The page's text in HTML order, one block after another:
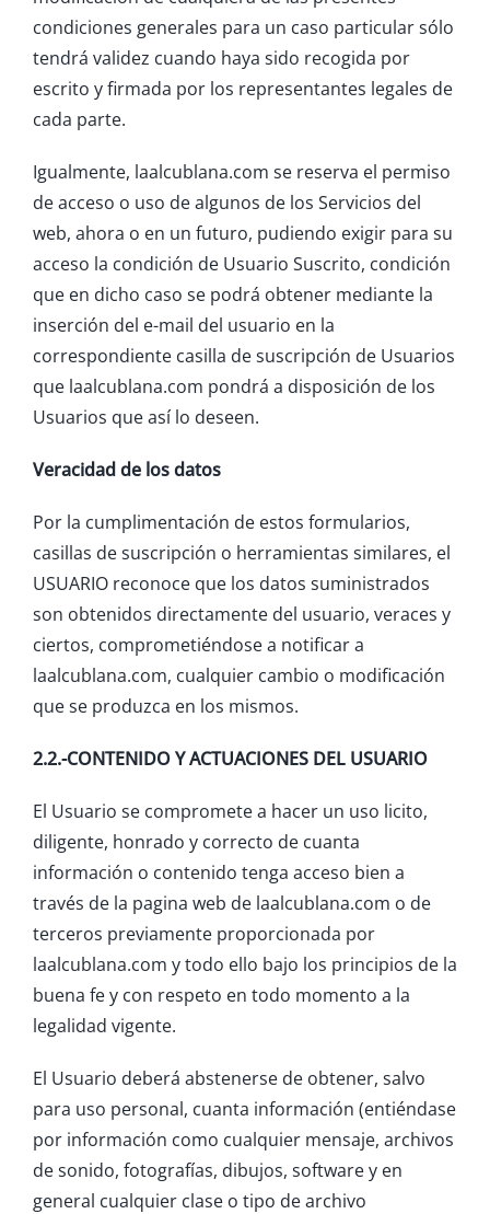
condiciones generales para un caso particular sólo
tendrá validez cuando haya sido recogida por
escrito y firmada por los representantes legales de
cada parte.
Igualmente, laalcublana.com se reserva el permiso
de acceso o uso de algunos de los Servicios del
web, ahora o en un futuro, pudiendo exigir para su
acceso la condición de Usuario Suscrito, condición
que en dicho caso se podrá obtener mediante la
inserción del e-mail del usuario en la
correspondiente casilla de suscripción de Usuarios
que laalcublana.com pondrá a disposición de los
Usuarios que así lo deseen.
Veracidad de los datos
Por la cumplimentación de estos formularios,
casillas de suscripción o herramientas similares, el
USUARIO reconoce que los datos suministrados
son obtenidos directamente del usuario, veraces y
ciertos, comprometiéndose a notificar a
laalcublana.com, cualquier cambio o modificación
que se produzca en los mismos.
2.2.-CONTENIDO Y ACTUACIONES DEL USUARIO
El Usuario se compromete a hacer un uso licito,
diligente, honrado y correcto de cuanta
información o contenido tenga acceso bien a
través de la pagina web de laalcublana.com o de
terceros previamente proporcionada por
laalcublana.com y todo ello bajo los principios de la
buena fe y con respeto en todo momento a la
legalidad vigente.
El Usuario deberá abstenerse de obtener, salvo
para uso personal, cuanta información (entiéndase
por información como cualquier mensaje, archivos
de sonido, fotografías, dibujos, software y en
general cualquier clase o tipo de archivo